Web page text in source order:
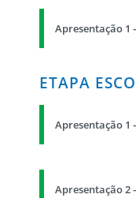
Apresentação 1
ETAPA
Apresentação 1
Apresentação 2